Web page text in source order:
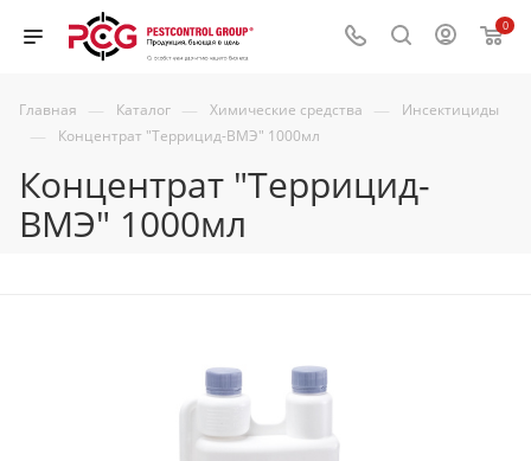
0
Главная — Каталог — Химические средства — Инсектициды
— Концентрат "Террицид-ВМЭ" 1000мл
Концентрат "Террицид-
ВМЭ" 1000мл